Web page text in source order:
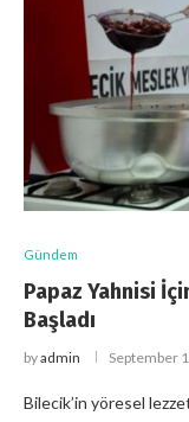
Gündem
Papaz Yahnisi
Başladı
byadmin September
Bilecik’in yöresel